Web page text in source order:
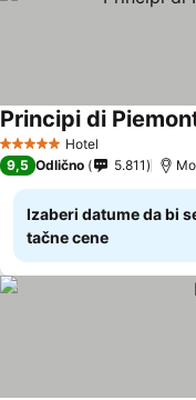
5 ZvezdiceHotel
Principi di
9,5 Odlično 5.811
Izaberi datume da bi
tačne cene